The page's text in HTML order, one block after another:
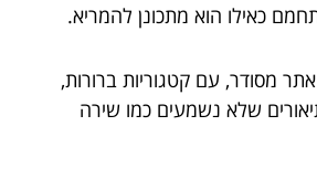
כאילו הוא מתכונן להמריא.
מסודר, עם קטגוריות ברורות,
שלא נשמעים כמו שירה